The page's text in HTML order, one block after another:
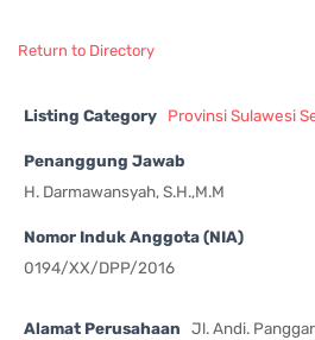
Return to Directory
Listing Category Provinsi Sulawesi
Penanggung Jawab
H. Darmawansyah, S.H.,M.M
Nomor Induk Anggota (NIA)
0194/XX/DPP/2016
Alamat Perusahaan Jl. Andi.